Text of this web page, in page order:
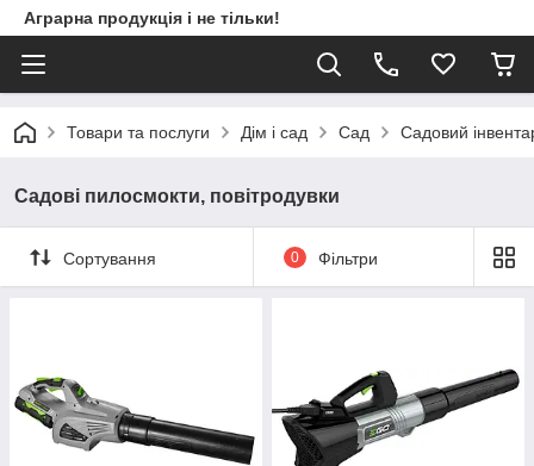
Аграрна продукція і не тільки!
Товари та послуги Дім і сад Сад Садовий
Садові пилосмокти, повітродувки
Сортування 0 Фільтри